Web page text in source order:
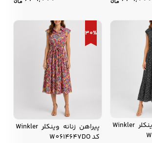
پیراهن زنانه وینکلر Winkler
30%
پیراهن زنانه وینکلر Winkler
کد W0614647DO